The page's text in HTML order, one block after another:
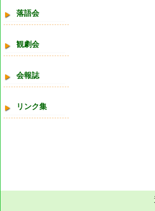
落語会
観劇会
会報誌
リンク集